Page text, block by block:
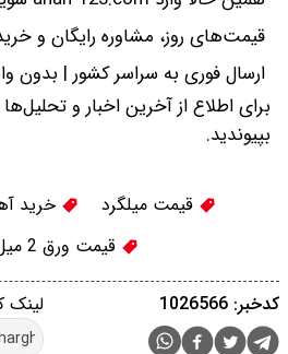
قیمت‌های روز، مشاوره رایگان و
ارسال فوری به سراسر کشور | بدون
برای اطلاع از آخرین اخبار و
بپیوندید.
قیمت میلگرد خرید
قیمت ورق 2 میل مبارکه
لینک کدخبر: 1026566